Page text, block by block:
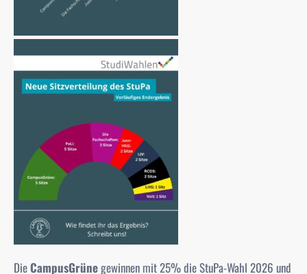
DieCampusGrünegewinnen mit 25% die StuPa-Wahl 2026 und